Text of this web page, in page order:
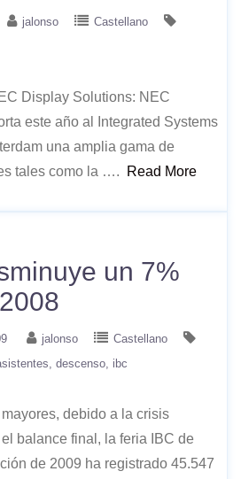
jalonso
Castellano
Display Solutions: NEC
este año al Integrated Systems
una amplia gama de
tales como la ….
Read More
un 7%
jalonso
Castellano
descenso ibc
debido a la crisis
balance final, la feria IBC de
de 2009 ha registrado 45.547